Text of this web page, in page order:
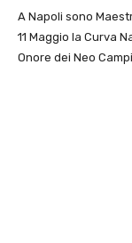
A Napoli sono
11 Maggio la Curva
Onore dei Neo